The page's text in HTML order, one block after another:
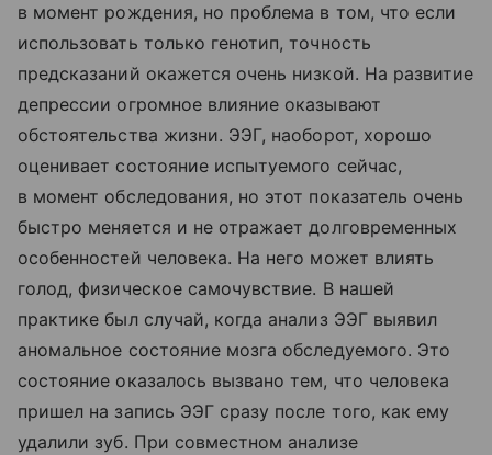
в момент рождения, но проблема в том, что если
использовать только генотип, точность
предсказаний окажется очень низкой. На развитие
депрессии огромное влияние оказывают
обстоятельства жизни. ЭЭГ, наоборот, хорошо
оценивает состояние испытуемого сейчас,
в момент обследования, но этот показатель очень
быстро меняется и не отражает долговременных
особенностей человека. На него может влиять
голод, физическое самочувствие. В нашей
практике был случай, когда анализ ЭЭГ выявил
аномальное состояние мозга обследуемого. Это
состояние оказалось вызвано тем, что человека
пришел на запись ЭЭГ сразу после того, как ему
удалили зуб. При совместном анализе